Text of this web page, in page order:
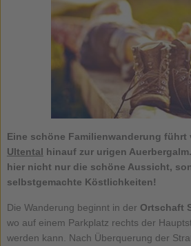
Eine schöne Familienwanderung führt
Ultental hinauf zur urigen
hier nicht nur die schöne Aussicht,
selbstgemachte Köstlichkeiten!
Die Wanderung beginnt in der Ortschaft
wo auf einem Parkplatz rechts der
werden kann. Nach Überquerung der